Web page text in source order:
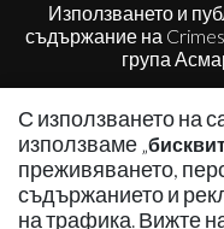
С използването на
използваме „
преживяването,
съдържанието и
на трафика. Вижте
Използването и
съдържание на
група
© 2010 - 2026 |